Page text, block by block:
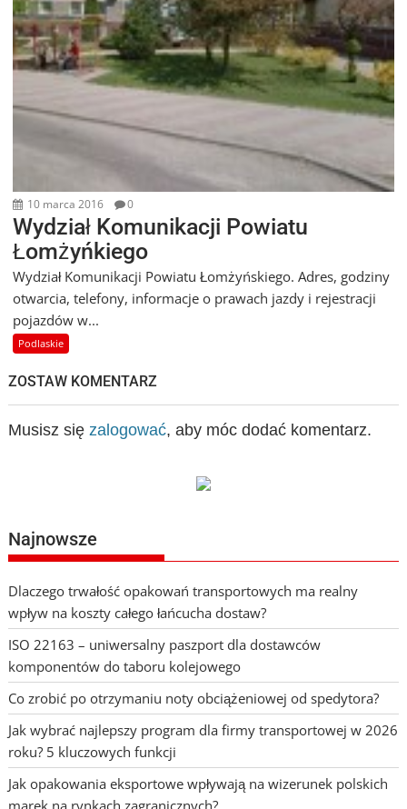
10 marca 2016 0
Wydział Komunikacji Powiatu
Łomżyńkiego
Wydział Komunikacji Powiatu Łomżyńskiego. Adres, godziny
otwarcia, telefony, informacje o prawach jazdy i rejestracji
pojazdów w...
Podlaskie
ZOSTAW KOMENTARZ
Musisz sięzalogować, aby móc dodać komentarz.
Najnowsze
Dlaczego trwałość opakowań transportowych ma realny
wpływ na koszty całego łańcucha dostaw?
ISO 22163 – uniwersalny paszport dla dostawców
komponentów do taboru kolejowego
Co zrobić po otrzymaniu noty obciążeniowej od spedytora?
Jak wybrać najlepszy program dla firmy transportowej w 2026
roku? 5 kluczowych funkcji
Jak opakowania eksportowe wpływają na wizerunek polskich
marek na rynkach zagranicznych?